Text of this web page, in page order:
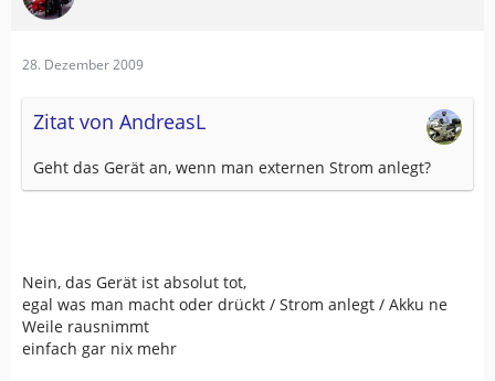
28. Dezember 2009
Zitat von AndreasL
Geht das Gerät an, wenn man externen Strom anlegt?
Nein, das Gerät ist absolut tot,
egal was man macht oder drückt / Strom anlegt / Akku ne
Weile rausnimmt
einfach gar nix mehr